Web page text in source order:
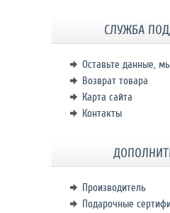
СЛУЖБА
Оставьте данные,
Возврат товара
Карта сайта
Контакты
Производитель
Подарочные